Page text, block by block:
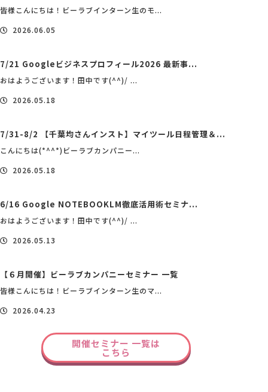
皆様こんにちは！ビーラブインターン生のモ...
2026.06.05
7/21 Googleビジネスプロフィール2026 最新事...
おはようございます！田中です(^^)/ ...
2026.05.18
7/31-8/2 【千葉均さんインスト】マイツール日程管理＆...
こんにちは(*^^*)ビーラブカンパニー...
2026.05.18
6/16 Google NOTEBOOKLM徹底活用術セミナ...
おはようございます！田中です(^^)/ ...
2026.05.13
【６月開催】ビーラブカンパニーセミナー 一覧
皆様こんにちは！ビーラブインターン生のマ...
2026.04.23
開催セミナー 一覧は
こちら